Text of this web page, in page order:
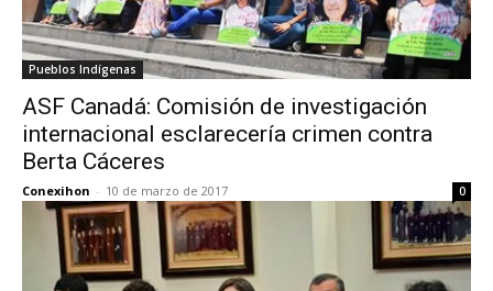
Pueblos Indígenas
ASF Canadá: Comisión de investigación
internacional esclarecería crimen contra
Berta Cáceres
Conexihon - 10 de marzo de 2017 0